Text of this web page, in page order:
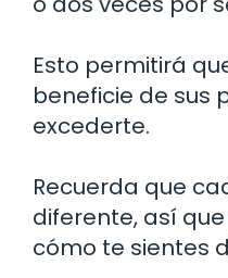
Esto permitirá
beneficie de sus
excederte.
Recuerda que
diferente, así
cómo te sientes